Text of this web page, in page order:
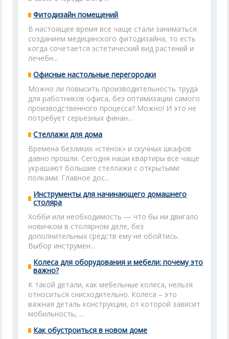
Фитодизайн помещений
В настоящее время все чаще стали заниматься
созданием медицинского фитодизайна, то есть
когда сочетается эстетический вид растений и
лечебн...
Офисные настольные перегородки
Можно ли повысить производительность труда
для работников офиса, без оптимизации самого
производственного процесса? Можно! И это не
потребует серьезных финан...
Стеллажи для дома
Времена безликих «стенок» и скучных шкафов
давно прошли. Сегодня наши квартиры все чаще
украшают большие стеллажи с открытыми
полками. Главное дос...
Инструменты для начинающего домашнего
столяра
Хобби или необходимость — что бы ни двигало
новичком в столярном деле, без
дополнительных средств ему не обойтись.
Выбор инструмен...
Колеса для оборудования и мебели: почему это
важно?
К такой детали, как мебельные колеса, нельзя
относиться снисходительно. Колеса – это
важная деталь конструкции, от которой зависит
мобильность, ...
Как обустроиться в новом доме